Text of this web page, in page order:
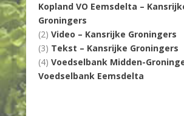
Kopland VO Eemsdelta –
Groningers
(2) Video – Kansrijke Groningers
(3) Tekst – Kansrijke Groningers
(4) Voedselbank Midden-
Voedselbank Eemsdelta